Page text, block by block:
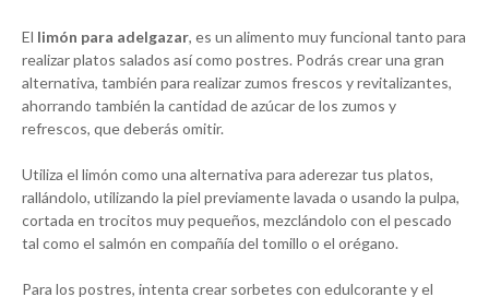
El limón para adelgazar, es un alimento muy funcional tanto para
realizar platos salados así como postres. Podrás crear una gran
alternativa, también para realizar zumos frescos y revitalizantes,
ahorrando también la cantidad de azúcar de los zumos y
refrescos, que deberás omitir.
Utiliza el limón como una alternativa para aderezar tus platos,
rallándolo, utilizando la piel previamente lavada o usando la pulpa,
cortada en trocitos muy pequeños, mezclándolo con el pescado
tal como el salmón en compañía del tomillo o el orégano.
Para los postres, intenta crear sorbetes con edulcorante y el